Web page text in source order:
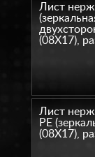
Лист
(08Х17),
Лист
PE
(08Х17),